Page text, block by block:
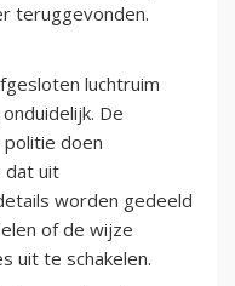
teruggevonden.
luchtruim
De
politie doen
dat uit
worden gedeeld
of de wijze
uit te schakelen.